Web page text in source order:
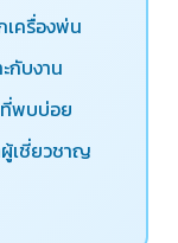
เครื่องพ่น
กับงาน
พบบ่อย
เชี่ยวชาญ